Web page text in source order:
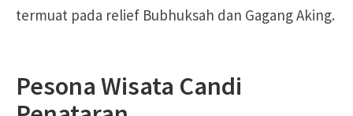
termuat pada relief Bubhuksah dan Gagang Aking.
Pesona Wisata Candi